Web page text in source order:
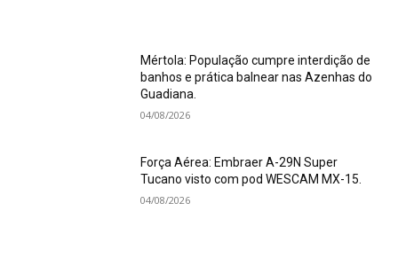
Mértola: População cumpre interdição de
banhos e prática balnear nas Azenhas do
Guadiana.
04/08/2026
Força Aérea: Embraer A-29N Super
Tucano visto com pod WESCAM MX-15.
04/08/2026